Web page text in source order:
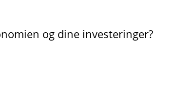
og dine investeringer?